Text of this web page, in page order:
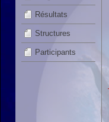
Résultats
Structures
Participants